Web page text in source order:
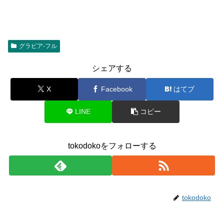
グラビア-フル
シェアする
X Facebook はてブ
LINE コピー
tokodokoをフォローする
tokodoko